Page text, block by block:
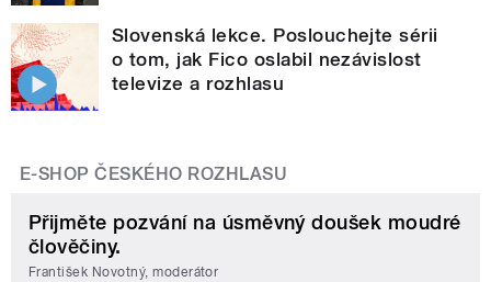
Slovenská lekce. Poslouchejte sérii
o tom, jak Fico oslabil nezávislost
televize a rozhlasu
E-SHOP ČESKÉHO ROZHLASU
Přijměte pozvání na úsměvný doušek moudré
člověčiny.
František Novotný, moderátor